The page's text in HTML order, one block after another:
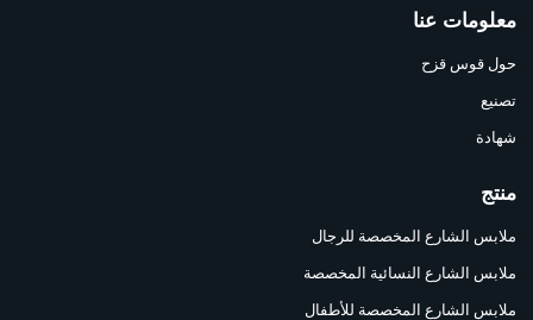
معلومات عنا
حول قوس قزح
تصنيع
شهادة
منتج
ملابس الشارع المخصصة للرجال
ملابس الشارع النسائية المخصصة
ملابس الشارع المخصصة للأطفال